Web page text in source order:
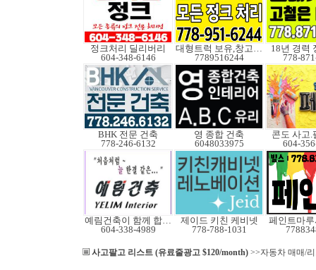
정크처리 딜리버리
604-348-6146
대형트럭 보유,창고보관
7789516244
18년 경력
778-
BHK 전문 건축
778-246-6132
영 종합 건축
6048033975
콘도 사고.
604-
예림건축이 함께 합니다
604-338-4989
제이드 키친 케비넷
778-788-1031
페인트마
사고팔고 리스트 (유료줄광고 $120/month) >>자동차 매매/